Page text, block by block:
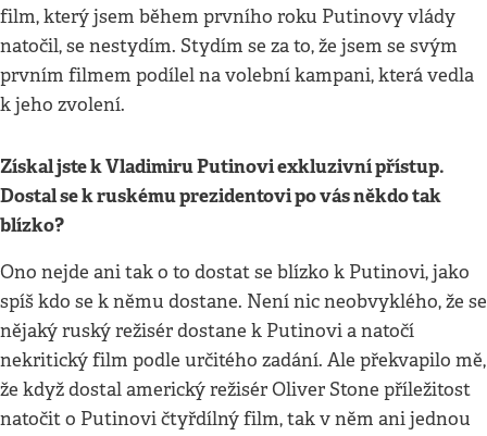
film, který jsem během prvního roku Putinovy vlády
natočil, se nestydím. Stydím se za to, že jsem se svým
prvním filmem podílel na volební kampani, která vedla
k jeho zvolení.
Získal jste k Vladimiru Putinovi exkluzivní přístup.
Dostal se k ruskému prezidentovi po vás někdo tak
blízko?
Ono nejde ani tak o to dostat se blízko k Putinovi, jako
spíš kdo se k němu dostane. Není nic neobvyklého, že se
nějaký ruský režisér dostane k Putinovi a natočí
nekritický film podle určitého zadání. Ale překvapilo mě,
že když dostal americký režisér Oliver Stone příležitost
natočit o Putinovi čtyřdílný film, tak v něm ani jednou